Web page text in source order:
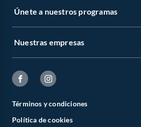
Únete a nuestros programas
Nuestras empresas
Términos y condiciones
Política de cookies